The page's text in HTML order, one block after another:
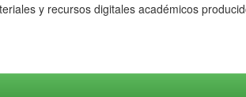
y recursos digitales académicos